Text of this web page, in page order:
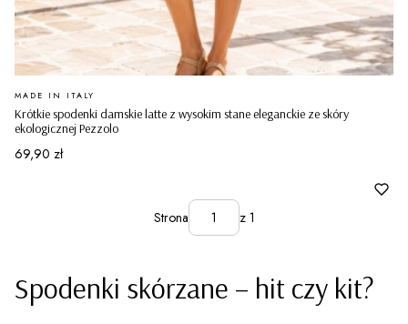
Krótkie spodenki damskie latte z wysokim stane eleganckie ze skóry
ekologicznej Pezzolo
PRODUCENT
MADE IN ITALY
Cena
69,90 zł
Strona z 1
Spodenki skórzane – hit czy kit?